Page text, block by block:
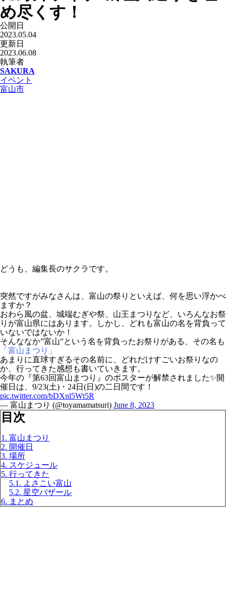
め尽くす！
公開日
2023.05.04
更新日
2023.06.08
執筆者
SAKURA
イベント
富山市
どうも、編集長のサクラです。
突然ですがみなさんは、富山の祭りといえば、何を思い浮かべ
ますか？
おわら風の盆、城端むぎや祭、山王まつりなど、いろんなお祭
りが富山県にはあります。しかし、どれも富山の名を背負って
いないではないか！
そんななか”富山”という名を背負ったお祭りがある、その名も
「富山まつり」
あまりに直球すぎるその名前に、どれだけすごいお祭りなの
か、行ってきた感想も書いていきます。
今年の『第63回富山まつり』のポスターが解禁されました✨開
催日は、9/23(土)・24日(日)の二日間です！
pic.twitter.com/bDXnl5Wt5R
— 富山まつり (@toyamamatsuri) June 8, 2023
目次
1. 富山まつり
2. 開催日
3. 場所
4. スケジュール
5. 行ってきた
5.1. よさこい富山
5.2. 星空バザール
6. まとめ